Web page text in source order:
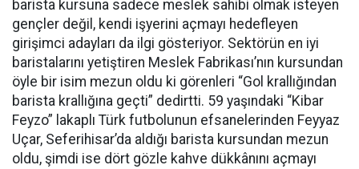
barista kursuna sadece meslek sahibi olmak isteyen
gençler değil, kendi işyerini açmayı hedefleyen
girişimci adayları da ilgi gösteriyor. Sektörün en iyi
baristalarını yetiştiren Meslek Fabrikası’nın kursundan
öyle bir isim mezun oldu ki görenleri “Gol krallığından
barista krallığına geçti” dedirtti. 59 yaşındaki “Kibar
Feyzo” lakaplı Türk futbolunun efsanelerinden Feyyaz
Uçar, Seferihisar’da aldığı barista kursundan mezun
oldu, şimdi ise dört gözle kahve dükkânını açmayı